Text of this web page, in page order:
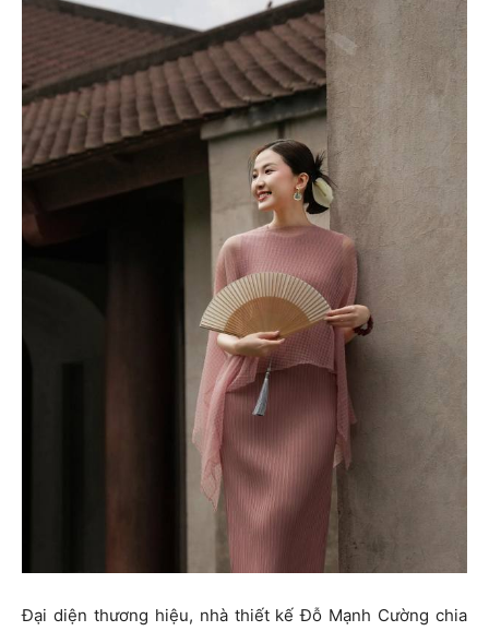
Đại diện thương hiệu, nhà thiết kế Đỗ Mạnh Cường chia